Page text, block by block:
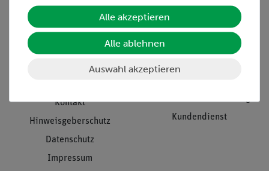
Unternehmen
Projekte und Lösungen
Kontakt
Hinweisgeberschutz
Datenschutz
Impressum
Übersicht Service
Beratung & Showroom
Inventarisierungs- &
Kundendienst
Alle akzeptieren
Alle ablehnen
Auswahl akzeptieren